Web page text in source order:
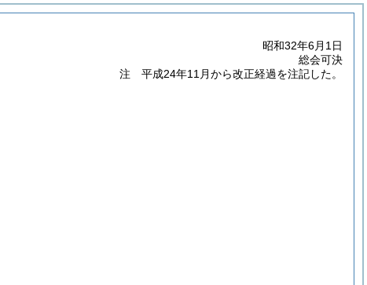
昭和32年6月1日
総会可決
注 平成24年11月から改正経過を注記した。